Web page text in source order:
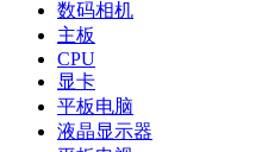
数码相机
主板
CPU
显卡
平板电脑
液晶显示器